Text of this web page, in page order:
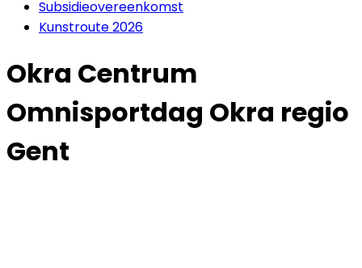
Subsidieovereenkomst
Kunstroute 2026
Okra Centrum
Omnisportdag Okra regio
Gent